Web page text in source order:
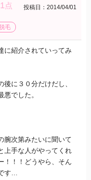
1点 投稿日：2014/04/01
毛
に紹介されていってみ
に３０分だけだし、
でした。
腕次第みたいに聞いて
上手な人がやってくれ
！！！どうやら、そん
す…